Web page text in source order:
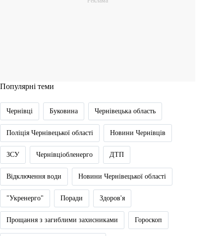
Популярні теми
Чернівці Буковина Чернівецька область
Поліція Чернівецької області Новини Чернівців
ЗСУ Чернівціобленерго ДТП
Відключення води Новини Чернівецької області
"Укренерго" Поради Здоров'я
Прощання з загиблими захисниками Гороскоп